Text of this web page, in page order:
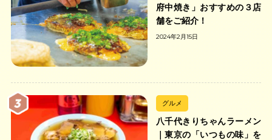
府中焼き」おすすめの３店
舗をご紹介！
2024年2月15日
グルメ
八千代きりちゃんラーメン
｜東京の「いつもの味」を